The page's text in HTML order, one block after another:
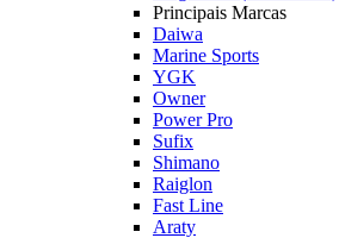
Principais Marcas
Daiwa
Marine Sports
YGK
Owner
Power Pro
Sufix
Shimano
Raiglon
Fast Line
Araty